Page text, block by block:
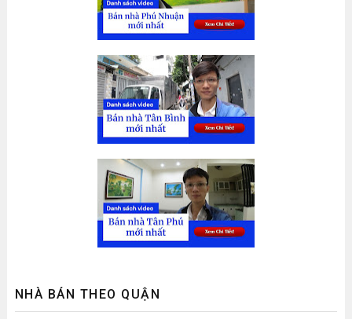
NHÀ BÁN THEO QUẬN